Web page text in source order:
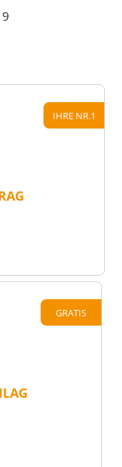
IHRE NR.1
GRATIS